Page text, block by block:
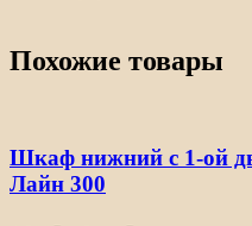
Похожие товары
Шкаф нижний с 1-ой
Лайн 300